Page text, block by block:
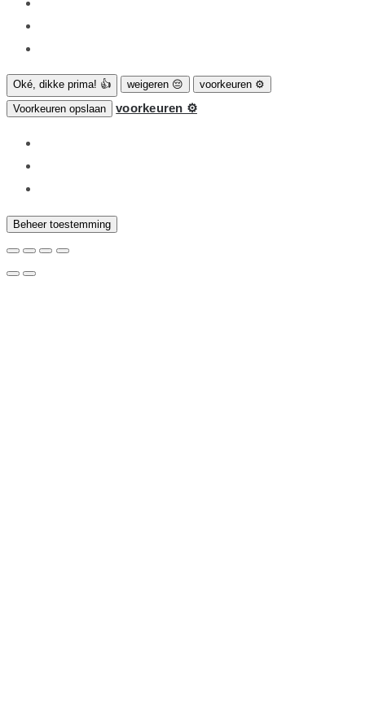
Oké, dikke prima! 👍 weigeren 😔
voorkeuren ⚙
Voorkeuren opslaan
voorkeuren ⚙
Beheer toestemming